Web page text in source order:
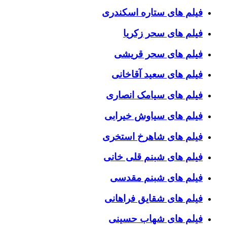
فیلم های ستاره اسکندری
فیلم های سحر زکریا
فیلم های سحر قریشی
فیلم های سعید آقاخانی
فیلم های سیامک انصاری
فیلم های سیاوش خیرابی
فیلم های شاهرخ استخری
فیلم های شبنم قلی خانی
فیلم های شبنم مقدسی
فیلم های شقایق فراهانی
فیلم های شهاب حسینی